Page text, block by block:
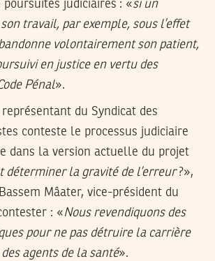
poursuites judiciaires : «si un
travail, par exemple, sous l’effet
volontairement son patient,
en justice en vertu des
Pénal».
du Syndicat des
conteste le processus judiciaire
dans la version actuelle du projet
déterminer la gravité de l’erreur?»,
Mâater, vice-président du
: «Nous revendiquons des
pour ne pas détruire la carrière
agents de la santé».